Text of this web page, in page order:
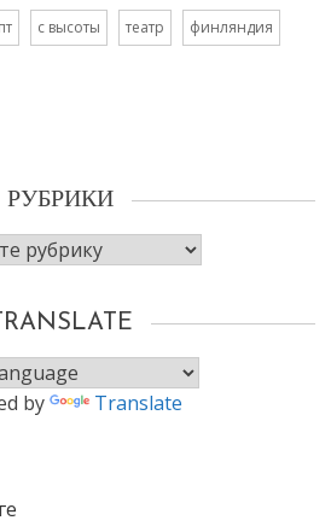
с высоты театр финляндия
РУБРИКИ
by Translate